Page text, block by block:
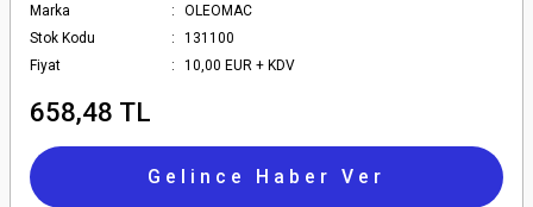
Marka
OLEOMAC
Stok Kodu
131100
Fiyat
10,00 EUR + KDV
658,48 TL
Gelince Haber Ver